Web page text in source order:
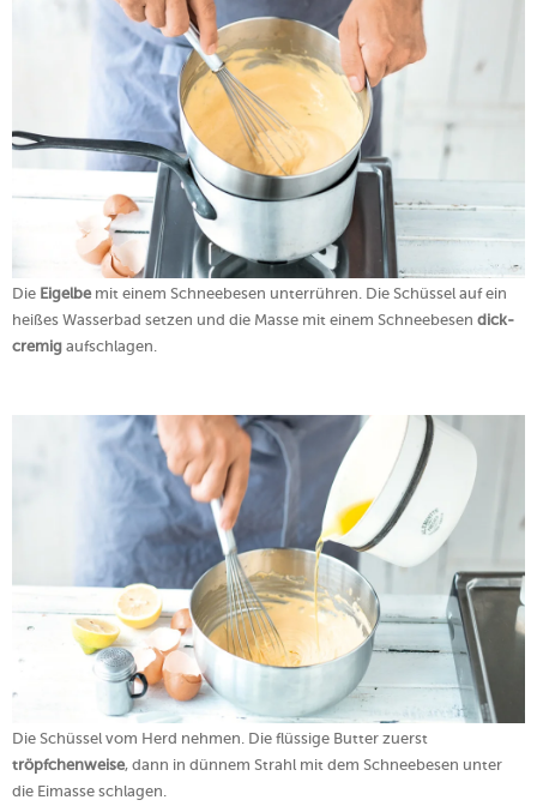
Die Eigelbe mit einem Schneebesen unterrühren. Die Schüssel auf ein
heißes Wasserbad setzen und die Masse mit einem Schneebesen dick-
cremig aufschlagen.
Die Schüssel vom Herd nehmen. Die flüssige Butter zuerst
tröpfchenweise, dann in dünnem Strahl mit dem Schneebesen unter
die Eimasse schlagen.